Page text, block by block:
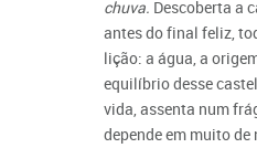
chuva. Descoberta a
antes do final feliz,
lição: a água, a
equilíbrio desse
vida, assenta num
depende em muito